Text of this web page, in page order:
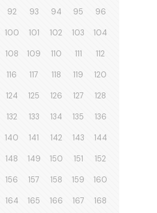
92 93 94 95 96
100 101 102 103 104
108 109 110 111 112
116 117 118 119 120
124 125 126 127 128
132 133 134 135 136
140 141 142 143 144
148 149 150 151 152
156 157 158 159 160
164 165 166 167 168